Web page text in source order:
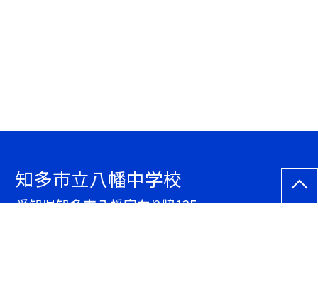
知多市立八幡中学校
愛知県知多市八幡字左り脇135